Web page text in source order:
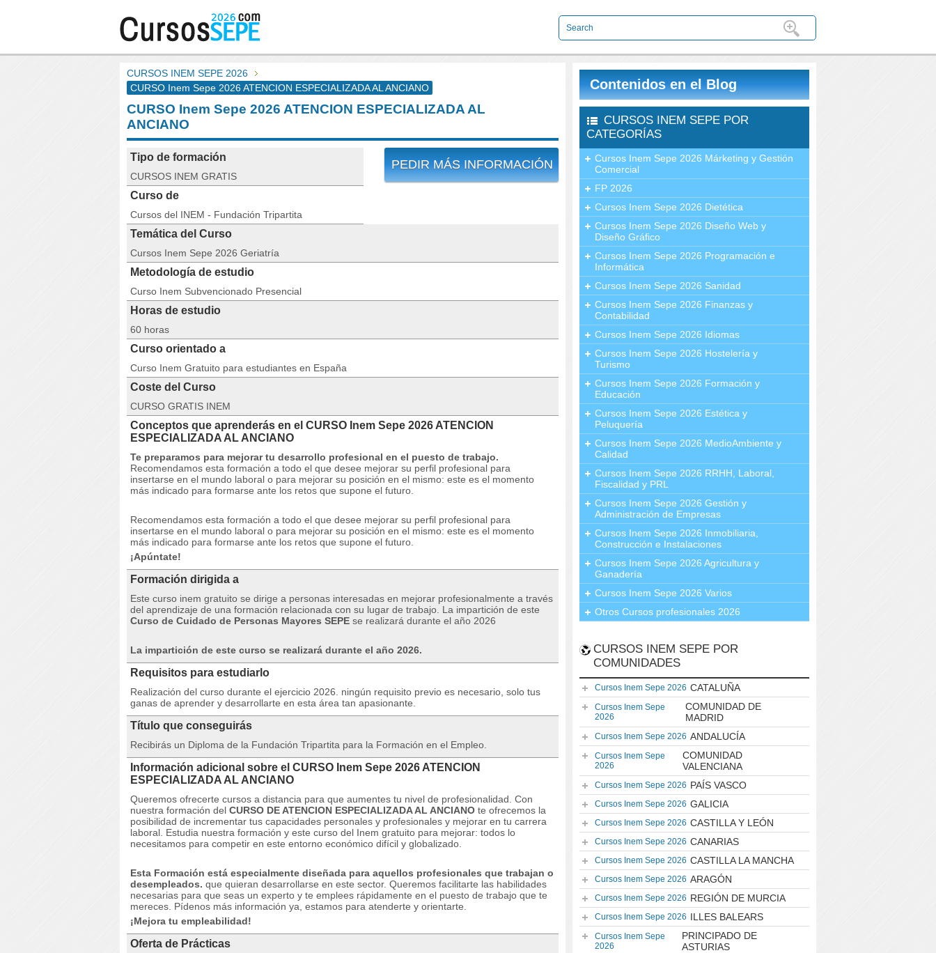
CURSOS INEM SEPE 2026
CURSO Inem Sepe 2026 ATENCION ESPECIALIZADA AL ANCIANO
CURSO Inem Sepe 2026 ATENCION ESPECIALIZADA AL
ANCIANO
PEDIR MÁS INFORMACIÓN
Tipo de formación
CURSOS INEM GRATIS
Curso de
Cursos del INEM - Fundación Tripartita
Temática del Curso
Cursos Inem Sepe 2026 Geriatría
Metodología de estudio
Curso Inem Subvencionado Presencial
Horas de estudio
60 horas
Curso orientado a
Curso Inem Gratuito para estudiantes en España
Coste del Curso
CURSO GRATIS INEM
Conceptos que aprenderás en el CURSO Inem Sepe 2026 ATENCION
ESPECIALIZADA AL ANCIANO
Te preparamos para mejorar tu desarrollo profesional en el puesto de trabajo.
Recomendamos esta formación a todo el que desee mejorar su perfil profesional para
insertarse en el mundo laboral o para mejorar su posición en el mismo: este es el momento
más indicado para formarse ante los retos que supone el futuro.
Recomendamos esta formación a todo el que desee mejorar su perfil profesional para
insertarse en el mundo laboral o para mejorar su posición en el mismo: este es el momento
más indicado para formarse ante los retos que supone el futuro.
¡Apúntate!
Formación dirigida a
Este curso inem gratuito se dirige a personas interesadas en mejorar profesionalmente a través
del aprendizaje de una formación relacionada con su lugar de trabajo. La impartición de este
Curso de Cuidado de Personas Mayores SEPE se realizará durante el año 2026
La impartición de este curso se realizará durante el año 2026.
Requisitos para estudiarlo
Realización del curso durante el ejercicio 2026. ningún requisito previo es necesario, solo tus
ganas de aprender y desarrollarte en esta área tan apasionante.
Título que conseguirás
Recibirás un Diploma de la Fundación Tripartita para la Formación en el Empleo.
Información adicional sobre el CURSO Inem Sepe 2026 ATENCION
ESPECIALIZADA AL ANCIANO
Queremos ofrecerte cursos a distancia para que aumentes tu nivel de profesionalidad. Con
nuestra formación del CURSO DE ATENCION ESPECIALIZADA AL ANCIANO te ofrecemos la
posibilidad de incrementar tus capacidades personales y profesionales y mejorar en tu carrera
laboral. Estudia nuestra formación y este curso del Inem gratuito para mejorar: todos lo
necesitamos para competir en este entorno económico difícil y globalizado.
Esta Formación está especialmente diseñada para aquellos profesionales que trabajan o
desempleados. que quieran desarrollarse en este sector. Queremos facilitarte las habilidades
necesarias para que seas un experto y te emplees rápidamente en el puesto de trabajo que te
mereces. Pídenos más información ya, estamos para atenderte y orientarte.
¡Mejora tu empleabilidad!
Oferta de Prácticas
Contenidos en el Blog
CURSOS INEM SEPE POR
CATEGORÍAS
Cursos Inem Sepe 2026 Márketing y Gestión
Comercial
FP 2026
Cursos Inem Sepe 2026 Dietética
Cursos Inem Sepe 2026 Diseño Web y
Diseño Gráfico
Cursos Inem Sepe 2026 Programación e
Informática
Cursos Inem Sepe 2026 Sanidad
Cursos Inem Sepe 2026 Finanzas y
Contabilidad
Cursos Inem Sepe 2026 Idiomas
Cursos Inem Sepe 2026 Hostelería y
Turismo
Cursos Inem Sepe 2026 Formación y
Educación
Cursos Inem Sepe 2026 Estética y
Peluquería
Cursos Inem Sepe 2026 MedioAmbiente y
Calidad
Cursos Inem Sepe 2026 RRHH, Laboral,
Fiscalidad y PRL
Cursos Inem Sepe 2026 Gestión y
Administración de Empresas
Cursos Inem Sepe 2026 Inmobiliaria,
Construcción e Instalaciones
Cursos Inem Sepe 2026 Agricultura y
Ganadería
Cursos Inem Sepe 2026 Varios
Otros Cursos profesionales 2026
CURSOS INEM SEPE POR
COMUNIDADES
Cursos Inem Sepe 2026 CATALUÑA
Cursos Inem Sepe
2026
COMUNIDAD DE
MADRID
Cursos Inem Sepe 2026 ANDALUCÍA
Cursos Inem Sepe
2026
COMUNIDAD
VALENCIANA
Cursos Inem Sepe 2026 PAÍS VASCO
Cursos Inem Sepe 2026 GALICIA
Cursos Inem Sepe 2026 CASTILLA Y LEÓN
Cursos Inem Sepe 2026 CANARIAS
Cursos Inem Sepe 2026 CASTILLA LA MANCHA
Cursos Inem Sepe 2026 ARAGÓN
Cursos Inem Sepe 2026 REGIÓN DE MURCIA
Cursos Inem Sepe 2026 ILLES BALEARS
Cursos Inem Sepe
2026
PRINCIPADO DE
ASTURIAS